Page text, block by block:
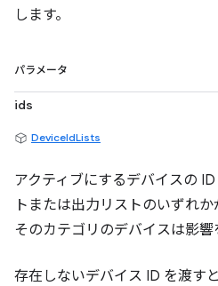
します。
パラメータ
ids
DeviceIdLists
アクティブにするデバイスの
トまたは出力リストのいずれか
そのカテゴリのデバイスは影響
存在しないデバイス ID を渡す